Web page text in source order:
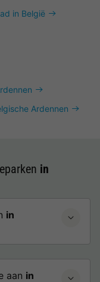
in België
Ardennen
in
in
aan in